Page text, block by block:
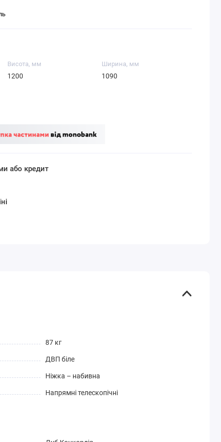
Висота, мм
1200
Ширина, мм
1090
або кредит
87 кг
ДВП біле
Ніжка – набивна
Напрямні телескопічні